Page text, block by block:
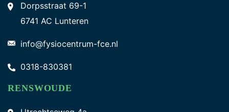
Dorpsstraat 69-1
6741 AC Lunteren
info@fysiocentrum-fce.nl
0318-830381
RENSWOUDE